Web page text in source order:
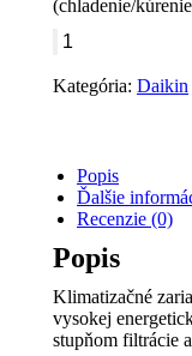
(chladenie/
množstvo
COMFORA
FTXP20N9
kW
Kategória: Daikin
Popis
Ďalšie
Recenzie (0)
Popis
Klimatizačné
vysokej
stupňom filtrácie